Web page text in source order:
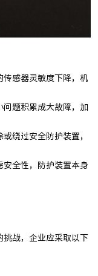
传感器灵敏度下降，机
问题积累成大故障，加
绕过安全防护装置，
安全性，防护装置本身
挑战，企业应采取以下